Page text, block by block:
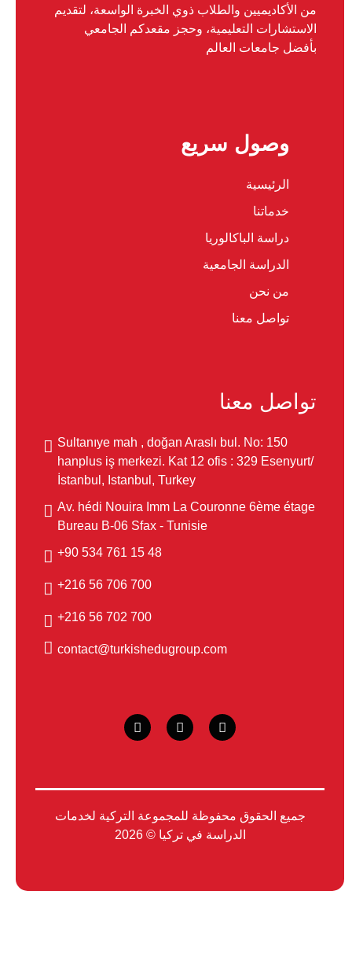
من الأكاديميين والطلاب ذوي الخبرة الواسعة، لتقديم
الاستشارات التعليمية، وحجز مقعدكم الجامعي
بأفضل جامعات العالم
وصول سريع
الرئيسية
خدماتنا
دراسة الباكالوريا
الدراسة الجامعية
من نحن
تواصل معنا
تواصل معنا
Sultanıye mah , doğan Araslı bul. No: 150
hanplus iş merkezi. Kat 12 ofis : 329 Esenyurt/
İstanbul, Istanbul, Turkey
Av. hédi Nouira Imm La Couronne 6ème étage
Bureau B-06 Sfax - Tunisie
48 15 761 534 90+
700 706 56 216+
700 702 56 216+
contact@turkishedugroup.com
جميع الحقوق محفوظة للمجموعة التركية لخدمات
الدراسة في تركيا © 2026